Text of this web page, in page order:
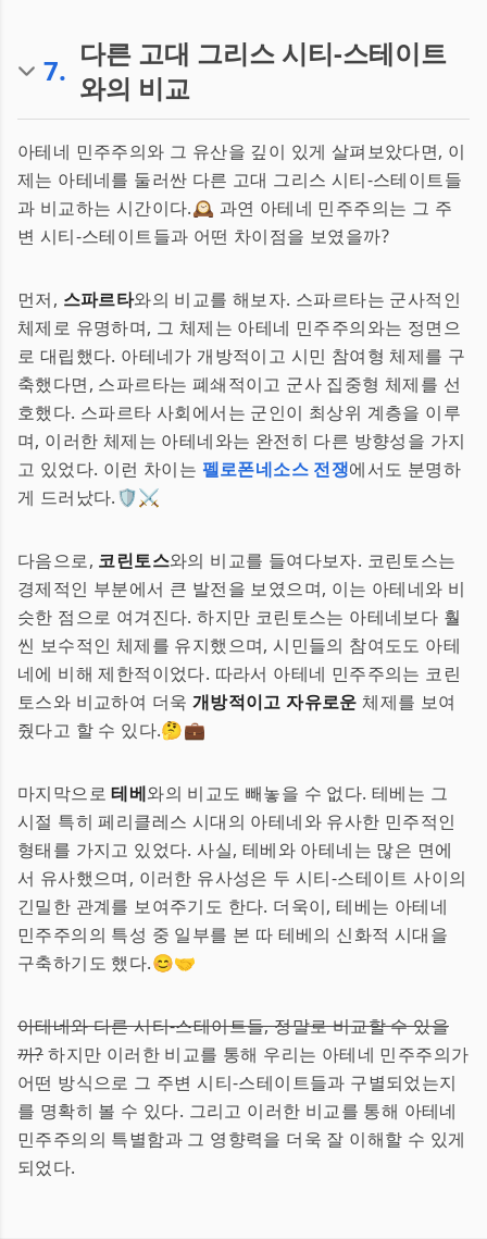
7. 다른 고대 그리스 시티-스테이트
와의 비교
아테네 민주주의와 그 유산을 깊이 있게 살펴보았다면, 이
제는 아테네를 둘러싼 다른 고대 그리스 시티-스테이트들
과 비교하는 시간이다.🕰️ 과연 아테네 민주주의는 그 주
변 시티-스테이트들과 어떤 차이점을 보였을까?
먼저, 스파르타와의 비교를 해보자. 스파르타는 군사적인
체제로 유명하며, 그 체제는 아테네 민주주의와는 정면으
로 대립했다. 아테네가 개방적이고 시민 참여형 체제를 구
축했다면, 스파르타는 폐쇄적이고 군사 집중형 체제를 선
호했다. 스파르타 사회에서는 군인이 최상위 계층을 이루
며, 이러한 체제는 아테네와는 완전히 다른 방향성을 가지
고 있었다. 이런 차이는 펠로폰네소스 전쟁에서도 분명하
게 드러났다.🛡️⚔️
다음으로, 코린토스와의 비교를 들여다보자. 코린토스는
경제적인 부분에서 큰 발전을 보였으며, 이는 아테네와 비
슷한 점으로 여겨진다. 하지만 코린토스는 아테네보다 훨
씬 보수적인 체제를 유지했으며, 시민들의 참여도도 아테
네에 비해 제한적이었다. 따라서 아테네 민주주의는 코린
토스와 비교하여 더욱 개방적이고 자유로운 체제를 보여
줬다고 할 수 있다.🤔💼
마지막으로테베와의 비교도 빼놓을 수 없다. 테베는 그
시절 특히 페리클레스 시대의 아테네와 유사한 민주적인
형태를 가지고 있었다. 사실, 테베와 아테네는 많은 면에
서 유사했으며, 이러한 유사성은 두 시티-스테이트 사이의
긴밀한 관계를 보여주기도 한다. 더욱이, 테베는 아테네
민주주의의 특성 중 일부를 본 따 테베의 신화적 시대을
구축하기도 했다.😊🤝
아테네와 다른 시티-스테이트들, 정말로 비교할 수 있을
까?하지만 이러한 비교를 통해 우리는 아테네 민주주의가
어떤 방식으로 그 주변 시티-스테이트들과 구별되었는지
를 명확히 볼 수 있다. 그리고 이러한 비교를 통해 아테네
민주주의의 특별함과 그 영향력을 더욱 잘 이해할 수 있게
되었다.